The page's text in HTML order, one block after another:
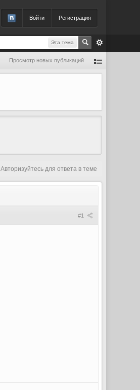
Войти Регистрация
Эта тема
Просмотр новых публикаций
Авторизуйтесь для ответа в теме
#1